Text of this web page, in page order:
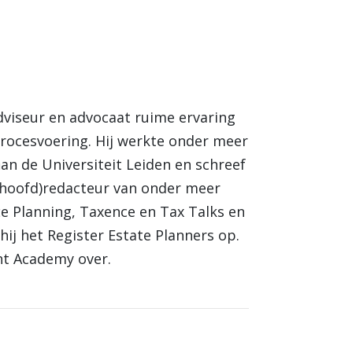
en advocaat ruime ervaring
Hij werkte onder meer
de Universiteit Leiden en schreef
van onder meer
Taxence en Tax Talks en
het Register Estate Planners op.
Academy over.